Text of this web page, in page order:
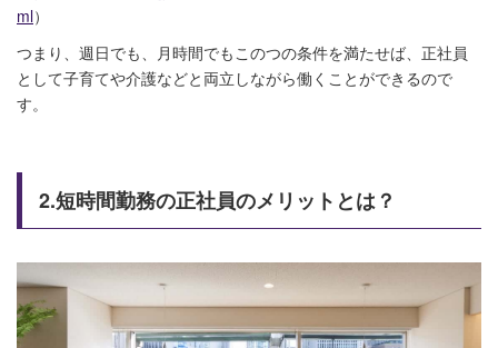
ml）
つまり、週日でも、月時間でもこのつの条件を満たせば、正社員
として子育てや介護などと両立しながら働くことができるので
す。
2.短時間勤務の正社員のメリットとは？